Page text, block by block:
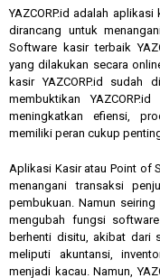
YAZCORP.id adalah
dirancang untuk
Software kasir terbaik
yang dilakukan secara
kasir YAZCORP.id sudah
membuktikan
meningkatkan efiensi,
memiliki peran cukup
Aplikasi Kasir atau Point of
menangani transaksi
pembukuan. Namun
mengubah fungsi
berhenti disitu, akibat dari
meliputi akuntansi,
menjadi kacau. Namun,